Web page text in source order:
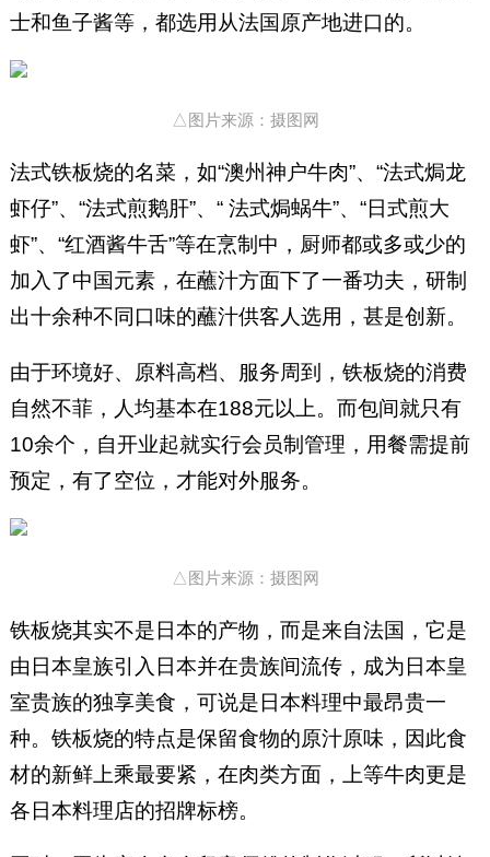
士和鱼子酱等，都选用从法国原产地进口的。
△图片来源：摄图网
法式铁板烧的名菜，如“澳州神户牛肉”、“法式焗龙
虾仔”、“法式煎鹅肝”、“ 法式焗蜗牛”、“日式煎大
虾”、“红酒酱牛舌”等在烹制中，厨师都或多或少的
加入了中国元素，在蘸汁方面下了一番功夫，研制
出十余种不同口味的蘸汁供客人选用，甚是创新。
由于环境好、原料高档、服务周到，铁板烧的消费
自然不菲，人均基本在188元以上。而包间就只有
10余个，自开业起就实行会员制管理，用餐需提前
预定，有了空位，才能对外服务。
△图片来源：摄图网
铁板烧其实不是日本的产物，而是来自法国，它是
由日本皇族引入日本并在贵族间流传，成为日本皇
室贵族的独享美食，可说是日本料理中最昂贵一
种。铁板烧的特点是保留食物的原汁原味，因此食
材的新鲜上乘最要紧，在肉类方面，上等牛肉更是
各日本料理店的招牌标榜。